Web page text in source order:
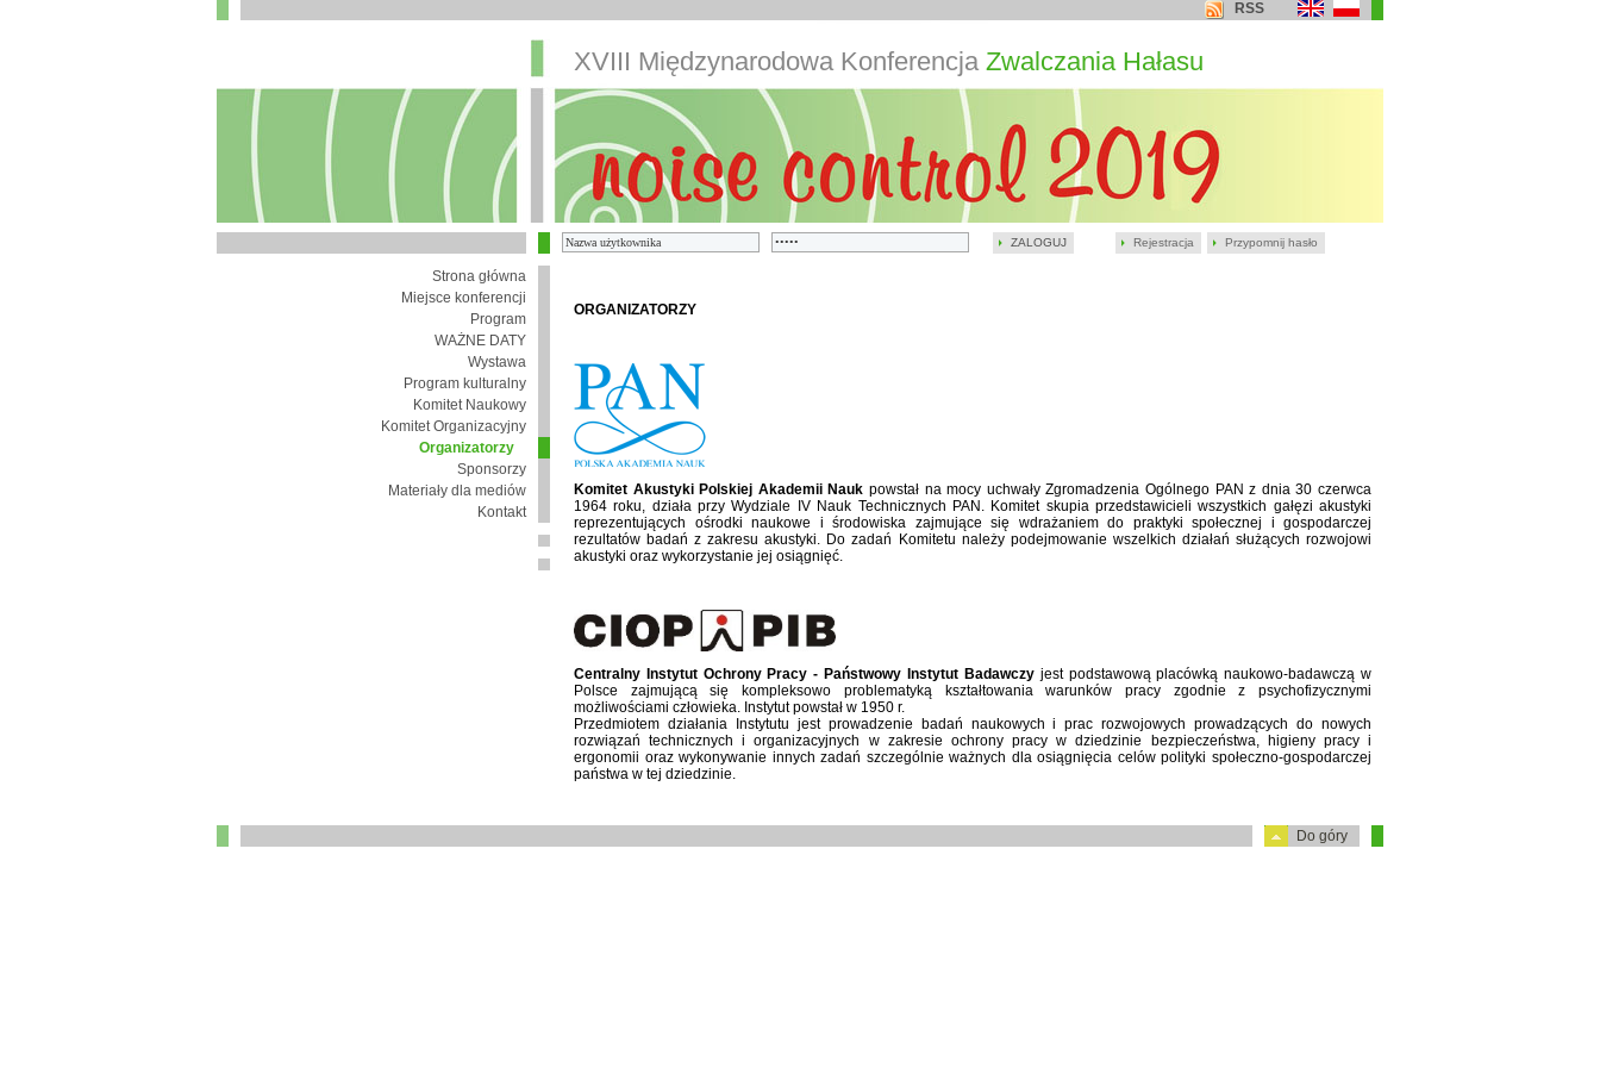
ZALOGUJ Rejestracja Przypomnij hasło
RSS
XVIII Międzynarodowa Konferencja Zwalczania Hałasu
Strona główna
Miejsce konferencji
Program
WAŻNE DATY
Wystawa
Program kulturalny
Komitet Naukowy
Komitet Organizacyjny
Organizatorzy
Sponsorzy
Materiały dla mediów
Kontakt
ORGANIZATORZY
Komitet Akustyki Polskiej Akademii Nauk powstał na mocy uchwały Zgromadzenia Ogólnego PAN z dnia 30 czerwca
1964 roku, działa przy Wydziale IV Nauk Technicznych PAN. Komitet skupia przedstawicieli wszystkich gałęzi akustyki
reprezentujących ośrodki naukowe i środowiska zajmujące się wdrażaniem do praktyki społecznej i gospodarczej
rezultatów badań z zakresu akustyki. Do zadań Komitetu należy podejmowanie wszelkich działań służących rozwojowi
akustyki oraz wykorzystanie jej osiągnięć.
Centralny Instytut Ochrony Pracy - Państwowy Instytut Badawczyjest podstawową placówką naukowo-badawczą w
Polsce zajmującą się kompleksowo problematyką kształtowania warunków pracy zgodnie z psychofizycznymi
możliwościami człowieka. Instytut powstał w 1950 r.
Przedmiotem działania Instytutu jest prowadzenie badań naukowych i prac rozwojowych prowadzących do nowych
rozwiązań technicznych i organizacyjnych w zakresie ochrony pracy w dziedzinie bezpieczeństwa, higieny pracy i
ergonomii oraz wykonywanie innych zadań szczególnie ważnych dla osiągnięcia celów polityki społeczno-gospodarczej
państwa w tej dziedzinie.
Do góry